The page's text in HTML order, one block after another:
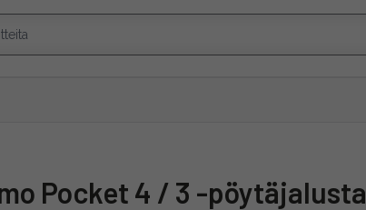
Pocket 4 / 3 -pöytäjalusta